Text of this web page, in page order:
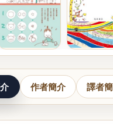
作者簡介 譯者